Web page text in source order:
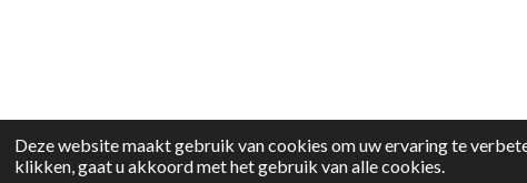
Deze website maakt gebruik van cookies om uw ervaring te
klikken, gaat u akkoord met het gebruik van alle cookies.